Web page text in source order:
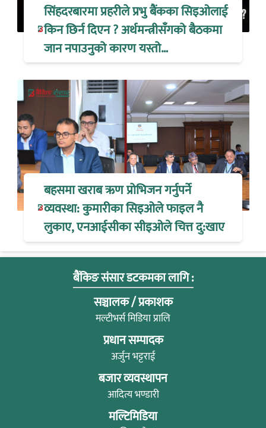
सिंहदरबारमा प्रहरीले प्रभु बैंकका सिइओलाई
किन छिर्न दिएन ? अर्थमन्त्रीसँगको बैठकमा
जान नपाउनुको कारण यस्तो…
बहसमा खराब ऋण प्रोभिजन गर्नुपर्ने
व्यवस्था: कुमारीका सिइओले फाइल नै
लुकाए, एनआईसीका सीइओले चित्त दु:खाए
बैंकिङ संसार डटकमका लागि :
सञ्चालक / प्रकाशक
मल्टीभर्स मिडिया प्रालि
प्रधान सम्पादक
अर्जुन भट्टराई
बजार व्यवस्थापन
आदित्य भण्डारी
मल्टिमिडिया